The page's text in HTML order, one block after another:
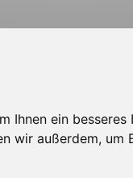
ein
wir außerdem,
Werbepartner